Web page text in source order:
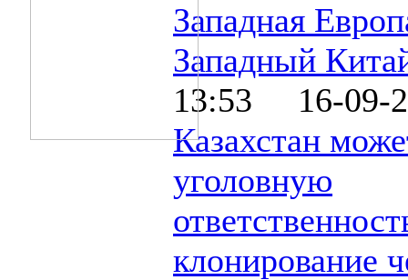
Западная
Западный
13:53 16-09-
Казахстан
уголовную
клонирование